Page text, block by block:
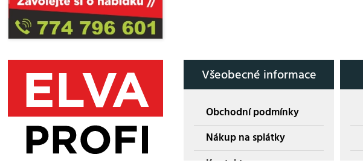
Všeobecné informace
Obchodní podmínky
Nákup na splátky